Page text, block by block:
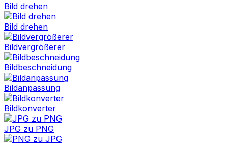
Bild drehen
Bild drehen
Bildvergrößerer
Bildbeschneidung
Bildanpassung
Bildkonverter
JPG zu PNG